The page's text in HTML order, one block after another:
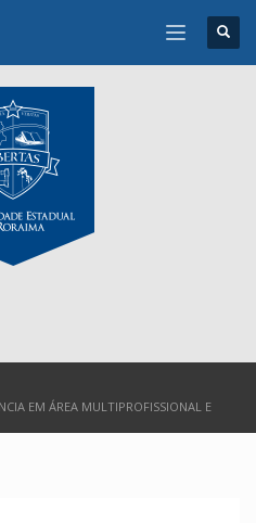
EM ÁREA MULTIPROFISSIONAL E